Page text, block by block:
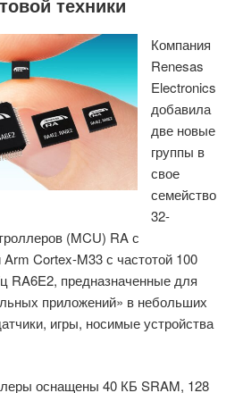
Компания
Renesas
Electronics
добавила
две новые
группы в
свое
семейство
32-
(MCU) RA с
Cortex-M33 с частотой 100
RA6E2, предназначенные для
приложений» в небольших
игры, носимые устройства
оснащены 40 КБ SRAM, 128